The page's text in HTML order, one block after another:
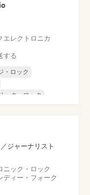
エレクトロニカ
する
・ロック
ック・ロック
ジャーナリスト
ニック・ロック
ディー・フォーク